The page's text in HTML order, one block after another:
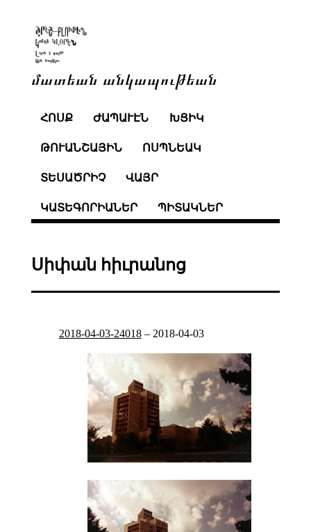
մատեան անկապութեան
ՀՈՍՔ ԺԱՊԱՒԷՆ ԽՑԻԿ
ԹՈՒԱՆՇԱՅԻՆ ՈՍՊՆԵԱԿ
ՏԵՍԱԾՐԻՉ ՎԱՅՐ
ԿԱՏԵԳՈՐԻԱՆԵՐ ՊԻՏԱԿՆԵՐ
Սիփան հիւրանոց
2018-04-03-24018– 2018-04-03